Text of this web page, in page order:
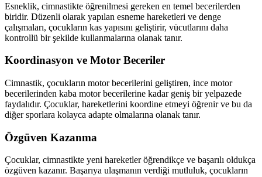
Esneklik, cimnastikte öğrenilmesi gereken en temel becerilerden
biridir. Düzenli olarak yapılan esneme hareketleri ve denge
çalışmaları, çocukların kas yapısını geliştirir, vücutlarını daha
kontrollü bir şekilde kullanmalarına olanak tanır.
Koordinasyon ve Motor Beceriler
Cimnastik, çocukların motor becerilerini geliştiren, ince motor
becerilerinden kaba motor becerilerine kadar geniş bir yelpazede
faydalıdır. Çocuklar, hareketlerini koordine etmeyi öğrenir ve bu da
diğer sporlara kolayca adapte olmalarına olanak tanır.
Özgüven Kazanma
Çocuklar, cimnastikte yeni hareketler öğrendikçe ve başarılı oldukça
özgüven kazanır. Başarıya ulaşmanın verdiği mutluluk, çocukların